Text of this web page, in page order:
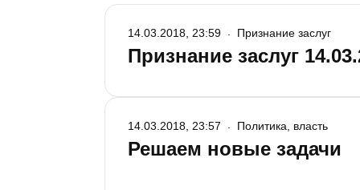
Признание заслуг
14.03.2018, 23:59 Признание заслуг
Решаем новые задачи
14.03.2018, 23:57 Политика, власть